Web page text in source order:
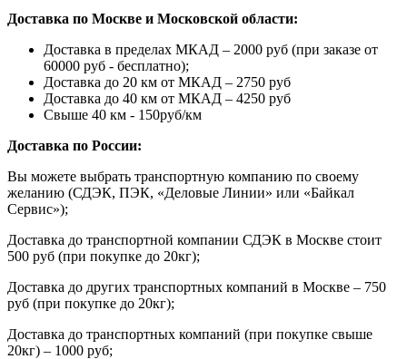
Доставка по Москве и Московской области:
Доставка в пределах МКАД – 2000 руб (при заказе от
60000 руб - бесплатно);
Доставка до 20 км от МКАД – 2750 руб
Доставка до 40 км от МКАД – 4250 руб
Свыше 40 км - 150руб/км
Доставка по России:
Вы можете выбрать транспортную компанию по своему
желанию (СДЭК, ПЭК, «Деловые Линии» или «Байкал
Сервис»);
Доставка до транспортной компании СДЭК в Москве стоит
500 руб (при покупке до 20кг);
Доставка до других транспортных компаний в Москве – 750
руб (при покупке до 20кг);
Доставка до транспортных компаний (при покупке свыше
20кг) – 1000 руб;